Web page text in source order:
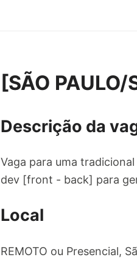
[SÃO
Descrição da
Vaga para uma
dev [front - back] para
Local
REMOTO ou Presencial,